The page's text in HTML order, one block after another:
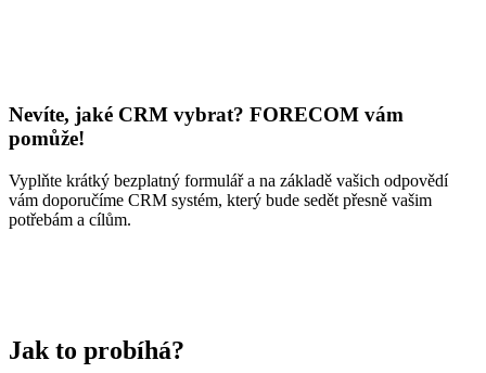
Nevíte, jaké CRM vybrat? FORECOM vám
pomůže!
Vyplňte krátký bezplatný formulář a na základě vašich odpovědí
vám doporučíme CRM systém, který bude sedět přesně vašim
potřebám a cílům.
Jak to probíhá?